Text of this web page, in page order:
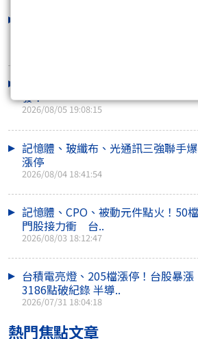
發！
2026/08/05 19:08:15
記憶體、玻纖布、光通訊三強聯手
漲停
2026/08/04 18:41:54
記憶體、CPO、被動元件點火！50
門股接力衝 台..
2026/08/03 18:12:47
台積電亮燈、205檔漲停！台股暴漲
3186點破紀錄 半導..
2026/07/31 18:04:18
熱門焦點文章